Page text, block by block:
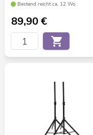
Bestand reicht ca. 12 Wo.
89,90€